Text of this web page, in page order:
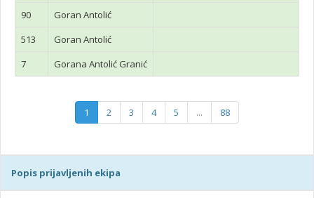
90
Goran Antolić
513
Goran Antolić
7
Gorana Antolić Granić
1 2 3 4 5 ... 88
Popis prijavljenih ekipa